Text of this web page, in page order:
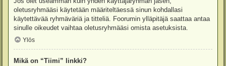
oletusryhmääsi käytetään määriteltäessä sinun kohdallasi
käytettävää ryhmäväriä ja titteliä. Foorumin ylläpitäjä saattaa antaa
sinulle oikeudet vaihtaa oletusryhmääsi omista asetuksista.
Ylös
Mikä on “Tiimi” linkki?